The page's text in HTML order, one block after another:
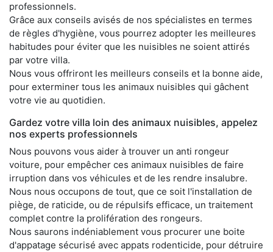
professionnels.
Grâce aux conseils avisés de nos spécialistes en termes
de règles d'hygiène, vous pourrez adopter les meilleures
habitudes pour éviter que les nuisibles ne soient attirés
par votre villa.
Nous vous offriront les meilleurs conseils et la bonne aide,
pour exterminer tous les animaux nuisibles qui gâchent
votre vie au quotidien.
Gardez votre villa loin des animaux nuisibles, appelez
nos experts professionnels
Nous pouvons vous aider à trouver un anti rongeur
voiture, pour empêcher ces animaux nuisibles de faire
irruption dans vos véhicules et de les rendre insalubre.
Nous nous occupons de tout, que ce soit l'installation de
piège, de raticide, ou de répulsifs efficace, un traitement
complet contre la prolifération des rongeurs.
Nous saurons indéniablement vous procurer une boite
d'appatage sécurisé avec appats rodenticide, pour détruire